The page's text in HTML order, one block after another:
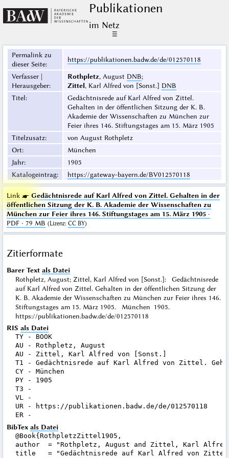
Publikationen
im Netz
☰
Permalink zu
dieser Seite:
https://publikationen.badw.de/de/012570118
Verfasser |
Herausgeber:
Rothpletz, August DNB;
Zittel, Karl Alfred von [Sonst.] DNB
Titel:
Gedächtnisrede auf Karl Alfred von Zittel.
Gehalten in der öffentlichen Sitzung der K. B.
Akademie der Wissenschaften zu München zur
Feier ihres 146. Stiftungstages am 15. März 1905
Titelzusatz:
von August Rothpletz
Ort:
München
Jahr:
1905
Katalogeintrag: https://gateway-bayern.de/BV012570118
Link ☛ Gedächtnisrede auf Karl Alfred von Zittel. Gehalten in der
öffentlichen Sitzung der K. B. Akademie der Wissenschaften zu
München zur Feier ihres 146. Stiftungstages am 15. März 1905·
PDF · 79 MB (Lizenz: CC BY)
Zitierformate
Barer Text als Datei
Rothpletz, August; Zittel, Karl Alfred von [Sonst.]: Gedächtnisrede
auf Karl Alfred von Zittel. Gehalten in der öffentlichen Sitzung der
K. B. Akademie der Wissenschaften zu München zur Feier ihres 146.
Stiftungstages am 15. März 1905. München 1905.
https://publikationen.badw.de/de/012570118
RIS als Datei
TY - BOOK
AU - Rothpletz, August
AU - Zittel, Karl Alfred von [Sonst.]
T1 - Gedächtnisrede auf Karl Alfred von Zittel.
CY - München
PY - 1905
T3 -
VL -
UR - https://publikationen.badw.de/de/012570118
BibTex als Datei
@Book{RothpletzZittel1905,
author  = "Rothpletz, August and Zittel, Karl
title   = "Gedächtnisrede auf Karl Alfred von Zittel.